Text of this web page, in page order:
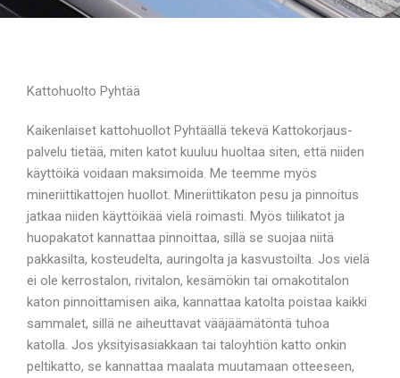
Kattohuolto Pyhtää
Kaikenlaiset kattohuollot Pyhtäällä tekevä Kattokorjaus-
palvelu tietää, miten katot kuuluu huoltaa siten, että niiden
käyttöikä voidaan maksimoida. Me teemme myös
mineriittikattojen huollot. Mineriittikaton pesu ja pinnoitus
jatkaa niiden käyttöikää vielä roimasti. Myös tiilikatot ja
huopakatot kannattaa pinnoittaa, sillä se suojaa niitä
pakkasilta, kosteudelta, auringolta ja kasvustoilta. Jos vielä
ei ole kerrostalon, rivitalon, kesämökin tai omakotitalon
katon pinnoittamisen aika, kannattaa katolta poistaa kaikki
sammalet, sillä ne aiheuttavat vääjäämätöntä tuhoa
katolla. Jos yksityisasiakkaan tai taloyhtiön katto onkin
peltikatto, se kannattaa maalata muutamaan otteeseen,